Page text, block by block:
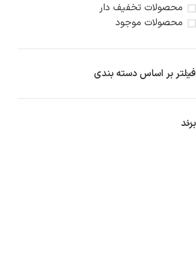
محصولات تخفیف دار
محصولات موجود
فیلتر بر اساس دسته بندی
برند